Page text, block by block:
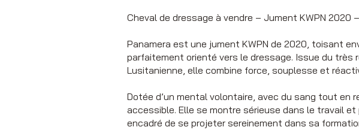
Cheval de dressage à vendre – Jument KWPN
Panamera est une jument KWPN de 2020, toisant
parfaitement orienté vers le dressage. Issue du très
Lusitanienne, elle combine force, souplesse et
Dotée d’un mental volontaire, avec du sang tout
accessible. Elle se montre sérieuse dans le travail
encadré de se projeter sereinement dans sa